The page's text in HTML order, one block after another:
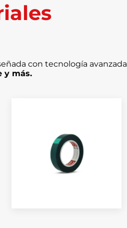
con tecnología avanzada
y más.